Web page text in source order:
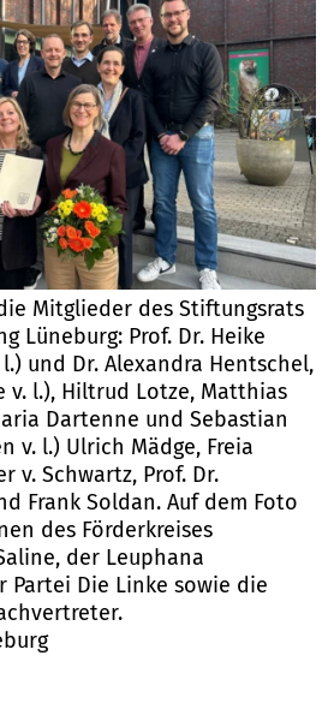
Mitglieder des Stiftungsrats
Lüneburg: Prof. Dr. Heike
und Dr. Alexandra Hentschel,
v. l.), Hiltrud Lotze, Matthias
Dartenne und Sebastian
v. l.) Ulrich Mädge, Freia
v. Schwartz, Prof. Dr.
Frank Soldan. Auf dem Foto
des Förderkreises
der Leuphana
Partei Die Linke sowie die